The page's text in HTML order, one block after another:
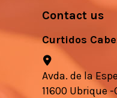
Contact us
Curtidos
Avda. de la
11600 Ubrique